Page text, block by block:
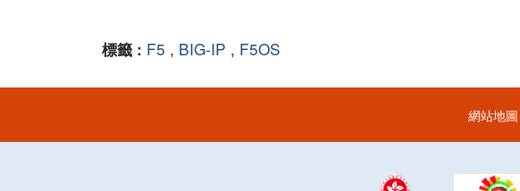
標籤 : F5 , BIG-IP , F5OS
網站地圖